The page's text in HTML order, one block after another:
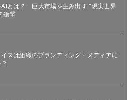
AIとは？ 巨大市場を生み出す "現実世界
衝撃
スは組織のブランディング・メディアに